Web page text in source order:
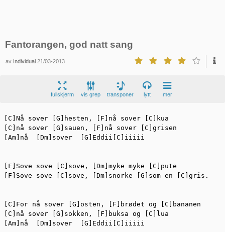
Fantorangen, god natt sang
av Individual 21/03-2013
fullskjerm vis grep transponer lytt mer
[C]Nå sover [G]hesten, [F]nå sover [C]kua
[C]nå sover [G]sauen, [F]nå sover [C]grisen
[Am]nå  [Dm]sover  [G]Eddii[C]iiiii
[F]Sove sove [C]sove, [Dm]myke myke [C]pute
[F]Sove sove [C]sove, [Dm]snorke [G]som en [C]gris.
[C]For nå sover [G]osten, [F]brødet og [C]bananen
[C]nå sover [G]sokken, [F]buksa og [C]lua
[Am]nå  [Dm]sover  [G]Eddii[C]iiiii